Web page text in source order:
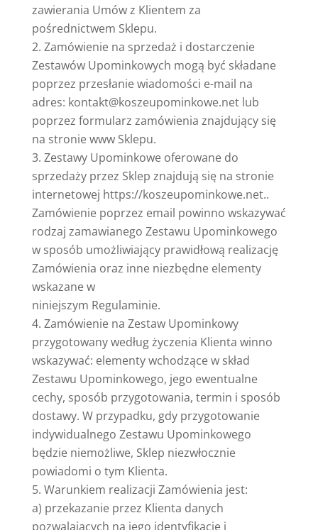
zawierania Umów z Klientem za
pośrednictwem Sklepu.
Zamówienie na sprzedaż i dostarczenie
Zestawów Upominkowych mogą być składane
poprzez przesłanie wiadomości e-mail na
adres: kontakt@koszeupominkowe.netlub
poprzez formularz zamówienia znajdujący się
na stronie www Sklepu.
Zestawy Upominkowe oferowane do
sprzedaży przez Sklep znajdują się na stronie
internetowej https://koszeupominkowe.net..
Zamówienie poprzez email powinno wskazywać
rodzaj zamawianego Zestawu Upominkowego
w sposób umożliwiający prawidłową realizację
Zamówienia oraz inne niezbędne elementy
wskazane w
niniejszym Regulaminie.
Zamówienie na Zestaw Upominkowy
przygotowany według życzenia Klienta winno
wskazywać: elementy wchodzące w skład
Zestawu Upominkowego, jego ewentualne
cechy, sposób przygotowania, termin i sposób
dostawy. W przypadku, gdy przygotowanie
indywidualnego Zestawu Upominkowego
będzie niemożliwe, Sklep niezwłocznie
powiadomi o tym Klienta.
Warunkiem realizacji Zamówienia jest:
a) przekazanie przez Klienta danych
pozwalających na jego identyfikację i